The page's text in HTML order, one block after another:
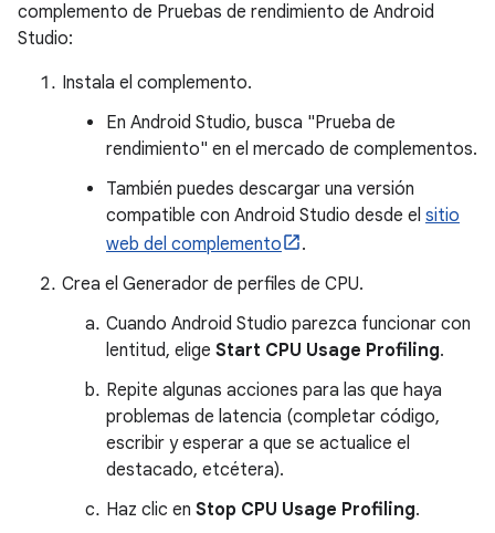
complemento de Pruebas de rendimiento de Android
Studio:
Instala el complemento.
En Android Studio, busca "Prueba de
rendimiento" en el mercado de complementos.
También puedes descargar una versión
compatible con Android Studio desde el sitio
web del complemento
.
Crea el Generador de perfiles de CPU.
Cuando Android Studio parezca funcionar con
lentitud, elige Start CPU Usage Profiling.
Repite algunas acciones para las que haya
problemas de latencia (completar código,
escribir y esperar a que se actualice el
destacado, etcétera).
Haz clic en Stop CPU Usage Profiling.